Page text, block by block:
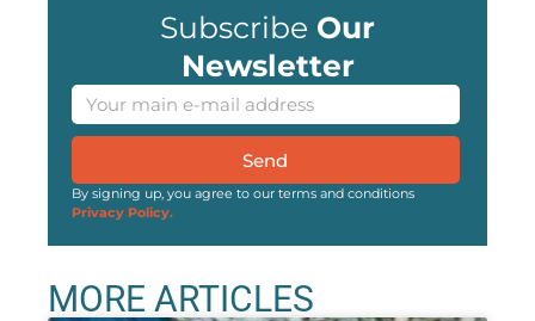
Subscribe Our
Newsletter
Send
By signing up, you agree to our terms and conditions
Privacy Policy.
MORE ARTICLES